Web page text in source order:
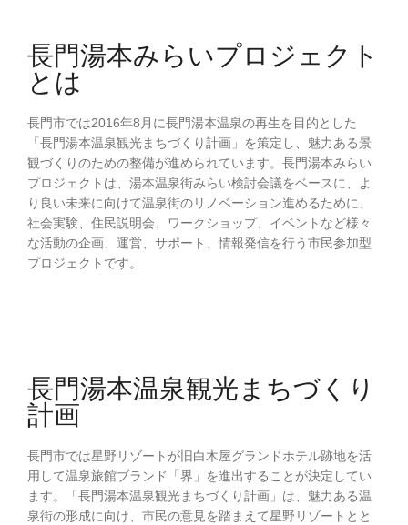
長門湯本みらいプロジェクト
とは
長門市では2016年8月に長門湯本温泉の再生を目的とした
「長門湯本温泉観光まちづくり計画」を策定し、魅力ある景
観づくりのための整備が進められています。長門湯本みらい
プロジェクトは、湯本温泉街みらい検討会議をベースに、よ
り良い未来に向けて温泉街のリノベーション進めるために、
社会実験、住民説明会、ワークショップ、イベントなど様々
な活動の企画、運営、サポート、情報発信を行う市民参加型
プロジェクトです。
長門湯本温泉観光まちづくり
計画
長門市では星野リゾートが旧白木屋グランドホテル跡地を活
用して温泉旅館ブランド「界」を進出することが決定してい
ます。「長門湯本温泉観光まちづくり計画」は、魅力ある温
泉街の形成に向け、市民の意見を踏まえて星野リゾートとと